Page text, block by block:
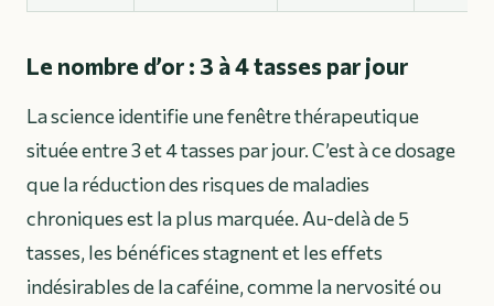
Le nombre d’or : 3 à 4 tasses par jour
La science identifie une fenêtre thérapeutique
située entre 3 et 4 tasses par jour. C’est à ce dosage
que la réduction des risques de maladies
chroniques est la plus marquée. Au-delà de 5
tasses, les bénéfices stagnent et les effets
indésirables de la caféine, comme la nervosité ou